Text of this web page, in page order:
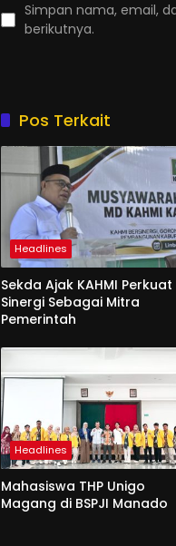
Simpan nama, email,
berikutnya.
Pos Terkait
Headlines
Sekda Ajak KAHMI Perkuat
Sinergi Sebagai Mitra
Pemerintah
Headlines
Mahasiswa THP Unigo
Magang di BSPJI Manado